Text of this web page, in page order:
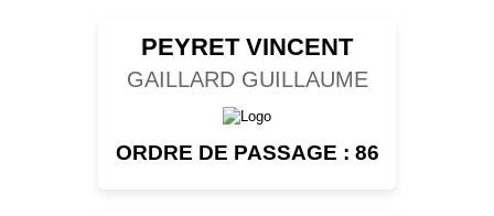
TEAM CANJUERS
PEYRET VINCENT
GAILLARD GUILLAUME
ORDRE DE PASSAGE : 86